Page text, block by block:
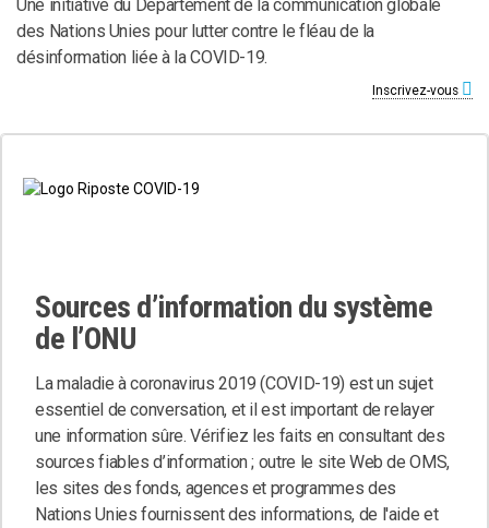
Une initiative du Département de la communication globale
des Nations Unies pour lutter contre le fléau de la
désinformation liée à la COVID-19.
Inscrivez-vous
Sources d’information du système
de l’ONU
La maladie à coronavirus 2019 (COVID-19) est un sujet
essentiel de conversation, et il est important de relayer
une information sûre. Vérifiez les faits en consultant des
sources fiables d’information ; outre le site Web de OMS,
les sites des fonds, agences et programmes des
Nations Unies fournissent des informations, de l'aide et